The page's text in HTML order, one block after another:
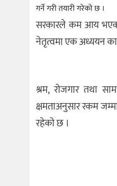
गर्ने गरी तयारी गरेको छ ।
सरकारले कम आय भएका
नेतृत्वमा एक अध्ययन
श्रम, रोजगार तथा
क्षमताअनुसार रकम
रहेकाे छ ।